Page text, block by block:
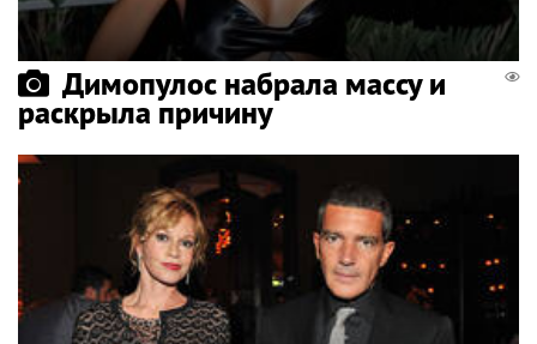
Димопулос набрала массу и
раскрыла причину